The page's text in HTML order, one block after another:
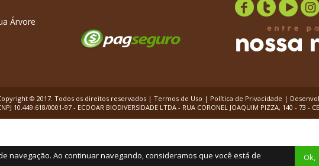
Árvore
© 2017. Todos os direitos reservados | Termos de Uso | Política de Privacidade |
10.449.618/0001-97 - ECOOAR BIODIVERSIDADE LTDA - RUA CORONEL JOAQUIM PIZZA, 140 - 73 -
navegação. Ao continuar navegando, consideramos que você está de
Ok,